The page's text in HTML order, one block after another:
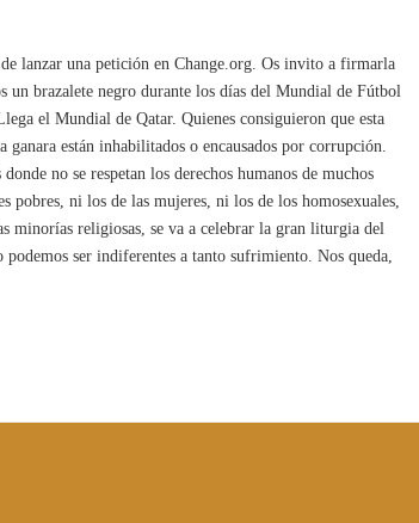
lanzar una petición en Change.org. Os invito a firmarla
un brazalete negro durante los días del Mundial de Fútbol
el Mundial de Qatar. Quienes consiguieron que esta
ganara están inhabilitados o encausados por corrupción.
no se respetan los derechos humanos de muchos
pobres, ni los de las mujeres, ni los de los homosexuales,
minorías religiosas, se va a celebrar la gran liturgia del
ser indiferentes a tanto sufrimiento. Nos queda,